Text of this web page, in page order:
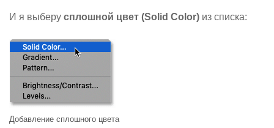
И я выберу сплошной цвет (Solid Color) из списка:
Добавление сплошного цвета